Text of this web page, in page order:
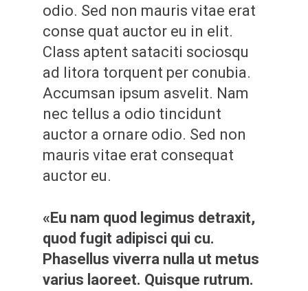
odio. Sed non mauris vitae erat
conse quat auctor eu in elit.
Class aptent sataciti sociosqu
ad litora torquent per conubia.
Accumsan ipsum asvelit. Nam
nec tellus a odio tincidunt
auctor a ornare odio. Sed non
mauris vitae erat consequat
auctor eu.
«Eu nam quod legimus detraxit,
quod fugit adipisci qui cu.
Phasellus viverra nulla ut metus
varius laoreet. Quisque rutrum.